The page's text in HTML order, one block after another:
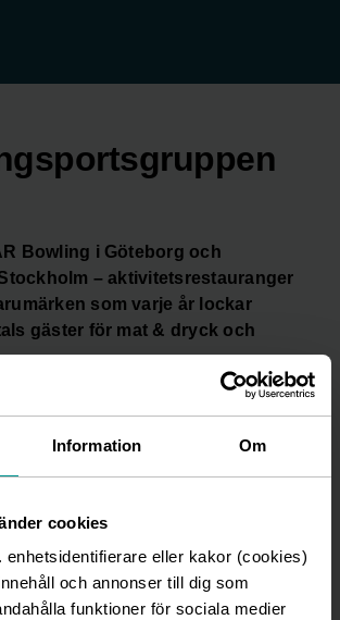
Information Om
cookies
enhetsidentifierare eller kakor (cookies)
och annonser till dig som
funktioner för sociala medier
Bowling i Göteborg och
– aktivitetsrestauranger
som varje år lockar
gäster för mat & dryck och
öppnade en ny aktivitetsrestaurang
Deck Shuffle Club.
och den 10 maj var det premiär i
båda koncepten på fler